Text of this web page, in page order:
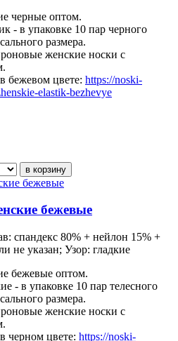
черные оптом.
- в упаковке 10 пар черного
размера.
женские носки с
бежевом цвете: https://noski-
elastik-bezhevye
бежевые
спандекс 80% + нейлон 15% +
не указан; Узор: гладкие
бежевые оптом.
- в упаковке 10 пар телесного
размера.
женские носки с
черном цвете: https://noski-